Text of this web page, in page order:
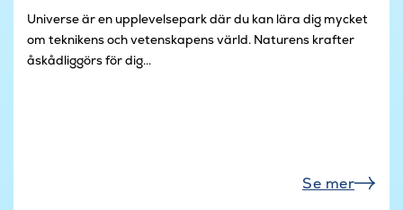
Universe är en upplevelsepark där du kan lära dig mycket
om teknikens och vetenskapens värld. Naturens krafter
åskådliggörs för dig...
Se mer